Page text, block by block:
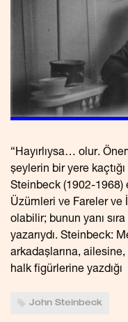
“Hayırlıysa… olur.
şeylerin bir yere
Steinbeck (1902-1968)
Üzümleri ve Fareler ve
olabilir; bunun yanı
yazarıydı. Steinbeck:
arkadaşlarına,
halk figürlerine yazdığı
John Steinbeck